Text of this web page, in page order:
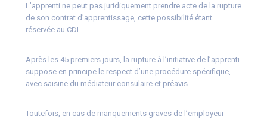
L’apprenti ne peut pas juridiquement prendre acte de la rupture
de son contrat d’apprentissage, cette possibilité étant
réservée au CDI.
Après les 45 premiers jours, la rupture à l’initiative de l’apprenti
suppose en principe le respect d’une procédure spécifique,
avec saisine du médiateur consulaire et préavis.
Toutefois, en cas de manquements graves de l’employeur